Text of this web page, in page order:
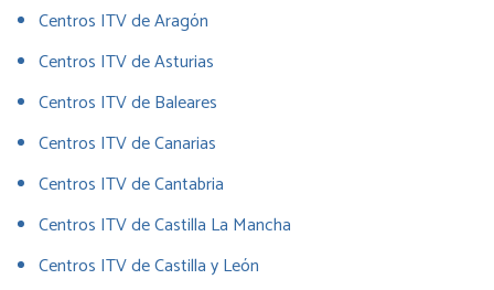
Centros ITV de Aragón
Centros ITV de Asturias
Centros ITV de Baleares
Centros ITV de Canarias
Centros ITV de Cantabria
Centros ITV de Castilla La Mancha
Centros ITV de Castilla y León